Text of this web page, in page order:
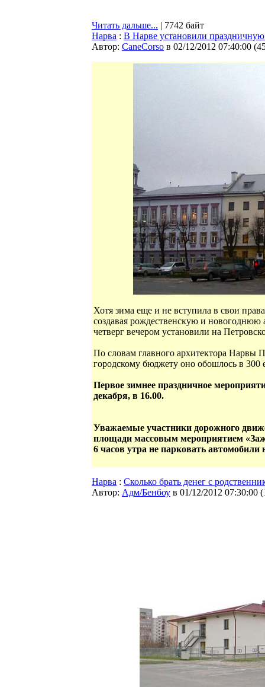
Читать дальше... | 7742 байт
Нарва : В Нарве установили
Автор: CaneCorso в 02/12/2012 07:40:00 (
Хотя зима еще и не вступила в свои
создавая рождественскую и новогоднюю
четверг вечером установили на
По словам главного архитектора Нарвы
городскому бюджету оно обошлось в 300
Первое зимнее праздничное
декабря, в 16.00.
Уважаемые участники дорожного
площади массовым мероприятием
6 часов утра не парковать
Нарва : Сколько брать денег с
Автор: Адм/Бенбоу в 01/12/2012 07:30:00 (